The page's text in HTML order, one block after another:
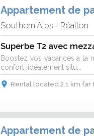
Appartement de
Southern Alps - Réallon
Boostez vos vacances a la
confort, idéalement situ...
Rental located 2.1 km
Appartement de